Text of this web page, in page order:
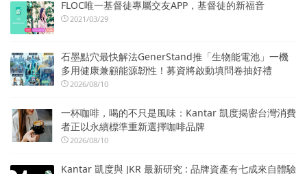
FLOC唯一基督徒專屬交友APP，基督徒的新福音
2021/03/29
石墨點穴最快解法GenerStand推「生物能電池」一機
多用健康兼顧能源韌性！募資將啟動填問卷抽好禮
2026/08/10
一杯咖啡，喝的不只是風味：Kantar 凱度揭密台灣消費
者正以永續標準重新選擇咖啡品牌
2026/08/10
Kantar 凱度與 JKR 最新研究 : 品牌資產有七成來自體驗